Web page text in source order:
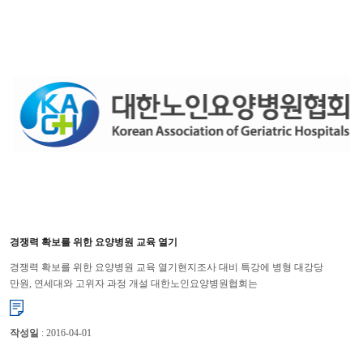
경쟁력 확보를 위한 요양병원 교육 열기
경쟁력 확보를 위한 요양병원 교육 열기현지조사 대비 특강에 병형 대강당
만원, 연세대와 고위자 과정 개설 대한노인요양병원협회는
지난 2월 15일과 16일에 “요양병원 현지조사 대비 특강”을 대한병원...
작성일 : 2016-04-01